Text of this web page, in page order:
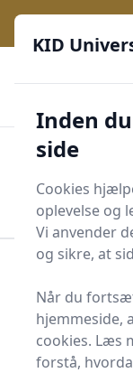
Start søgning
Start søgning
Skoletaskesæt
KID
Inden
side
Cookies
oplevelse og
Vi anvender
og sikre, at
Når du
hjemmeside,
cookies. Læs
forstå,